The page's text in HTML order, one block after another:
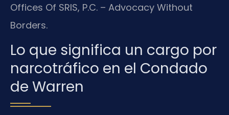
Offices Of SRIS, P.C. – Advocacy Without
Borders.
Lo que significa un cargo por
narcotráfico en el Condado
de Warren